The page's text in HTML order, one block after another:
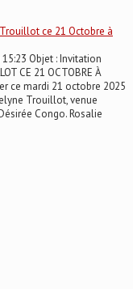
ce 21 Octobre à
Objet : Invitation
CE 21 OCTOBRE À
ce mardi 21 octobre 2025
Trouillot, venue
Congo. Rosalie